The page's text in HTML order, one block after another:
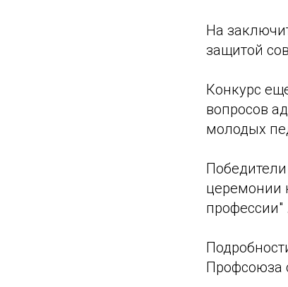
На
защитой
Конкурс
вопросов
молодых
церемонии
профессии" .
Профсоюза